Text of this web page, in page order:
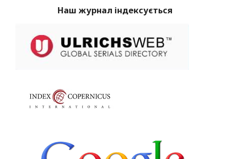
Наш журнал індексується